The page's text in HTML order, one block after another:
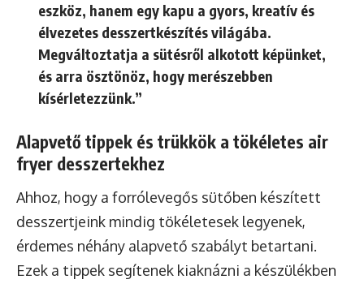
eszköz, hanem egy kapu a gyors, kreatív és
élvezetes desszertkészítés világába.
Megváltoztatja a sütésről alkotott képünket,
és arra ösztönöz, hogy merészebben
kísérletezzünk.”
Alapvető tippek és trükkök a tökéletes air
fryer desszertekhez
Ahhoz, hogy a forrólevegős sütőben készített
desszertjeink mindig tökéletesek legyenek,
érdemes néhány alapvető szabályt betartani.
Ezek a tippek segítenek kiaknázni a készülékben